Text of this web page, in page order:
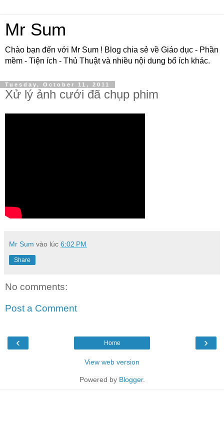
Mr Sum
Chào bạn đến với Mr Sum ! Blog chia sẻ về Giáo dục - Phần
mềm - Tiện ích - Thủ Thuật và nhiều nội dung bổ ích khác.
Tuesday, October 11, 2011
Xử lý ảnh cưới đã chụp phim
Mr Sum vào lúc 6:02 PM
Share
No comments:
Post a Comment
‹ ›
Home
View web version
Powered by Blogger.